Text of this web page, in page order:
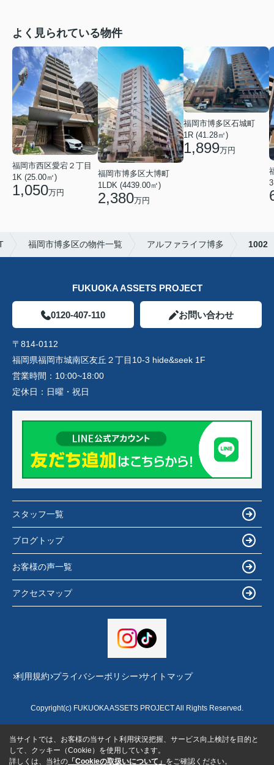
よく見られている物件
福岡市西区愛宕２丁目
1K (25.00㎡)
1,050万円
福岡市博多区大博町
1LDK (4439.00㎡)
2,380万円
福岡市博多区石城町
1R (41.28㎡)
1,899万円
福岡市博多区の物件一覧 アルファライフ博多 1002
FUKUOKA ASSETS PROJECT
0120-407-110 お問い合わせ
〒814-0112
福岡県福岡市城南区友丘２丁目10-3 hide&seek 1F
営業時間： 10:00~18:00
定休日： 日曜・祝日
スタッフ一覧
ブログトップ
お客様の声一覧
アクセスマップ
利用規約 プライバシーポリシー サイトマップ
Copyright(c) FUKUOKA ASSETS PROJECT All Rights Reserved.
当サイトでは、お客様の当サイト利用状況把握、サービス向上検討を目的と
して、クッキー（Cookie）を使用しています。
詳しくは、当社の 「Cookieの取扱いについて」 をご確認ください。